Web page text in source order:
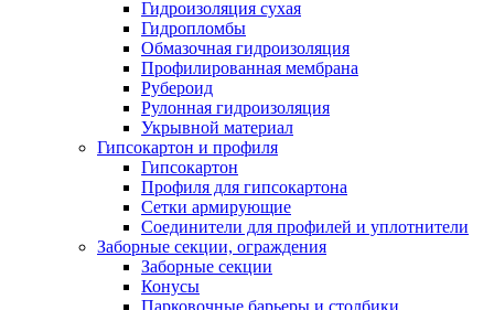
Гидроизоляция сухая
Гидропломбы
Обмазочная гидроизоляция
Профилированная мембрана
Рубероид
Рулонная гидроизоляция
Укрывной материал
Гипсокартон и профиля
Гипсокартон
Профиля для гипсокартона
Сетки армирующие
Соединители для профилей и уплотнители
Заборные секции, ограждения
Заборные секции
Конусы
Парковочные барьеры и столбики